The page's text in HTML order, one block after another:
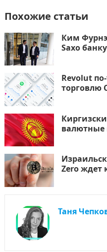
Похожие статьи
Ким
Saxo
Revolut
торговлю
валютные
Zero ждет
Таня